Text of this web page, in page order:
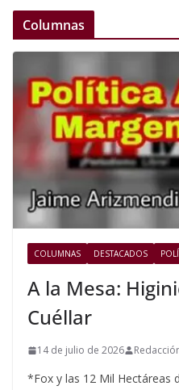
Columnas
COLUMNAS DESTACADOS
A la Mesa:
Cuéllar
14 de julio de 2026
*Fox y las 12 Mil Hectáreas